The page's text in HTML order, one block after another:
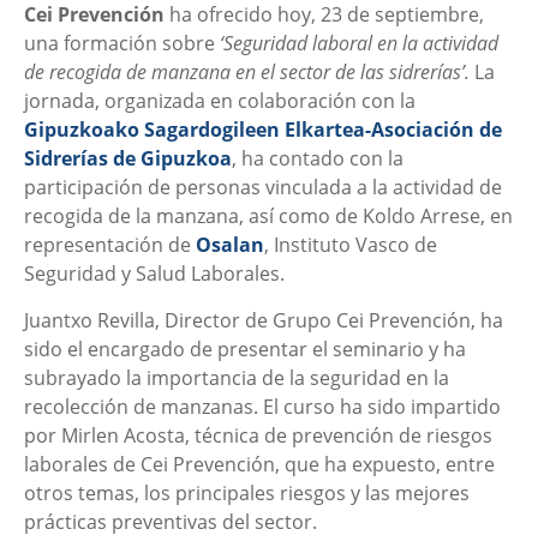
Cei Prevención ha ofrecido hoy, 23 de septiembre,
una formación sobre ‘Seguridad laboral en la actividad
de recogida de manzana en el sector de las sidrerías’. La
jornada, organizada en colaboración con la
Gipuzkoako Sagardogileen Elkartea-Asociación de
Sidrerías de Gipuzkoa, ha contado con la
participación de personas vinculada a la actividad de
recogida de la manzana, así como de Koldo Arrese, en
representación de Osalan, Instituto Vasco de
Seguridad y Salud Laborales.
Juantxo Revilla, Director de Grupo Cei Prevención, ha
sido el encargado de presentar el seminario y ha
subrayado la importancia de la seguridad en la
recolección de manzanas. El curso ha sido impartido
por Mirlen Acosta, técnica de prevención de riesgos
laborales de Cei Prevención, que ha expuesto, entre
otros temas, los principales riesgos y las mejores
prácticas preventivas del sector.